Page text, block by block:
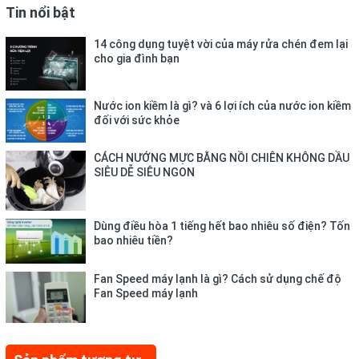
15 chương trình giặt được tích
sẵn, đáp ứng nhu cầu giặt giũ
cho cả gia đình
Máy giặt được tích hợp các chương trình từ cơ bản đến nâng
cao nhằm đáp ứng nhu cầu giặt giũ hàng ngày cho gia đình, có
thể kể đến như: Đồ cotton, đồ mỏng, đồ hỗn hợp, đồ trẻ em, đồ
Tin nổi bật
14 công dụng tuyệt vời của máy rửa chén đem lại
cho gia đình bạn
Nước ion kiềm là gì? và 6 lợi ích của nước ion kiềm
đối với sức khỏe
CÁCH NƯỚNG MỰC BẰNG NỒI CHIÊN KHÔNG DẦU
SIÊU DỄ SIÊU NGON
Dùng điều hòa 1 tiếng hết bao nhiêu số điện? Tốn
bao nhiêu tiền?
Fan Speed máy lạnh là gì? Cách sử dụng chế độ
Fan Speed máy lạnh